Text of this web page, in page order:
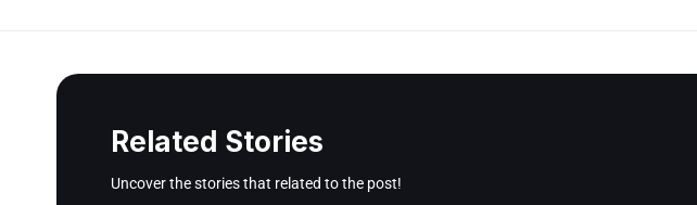
Related Stories
Uncover the stories that related to the post!